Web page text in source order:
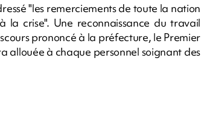
"les remerciements de toute la nation
la crise". Une reconnaissance du travail
prononcé à la préfecture, le Premier
allouée à chaque personnel soignant des